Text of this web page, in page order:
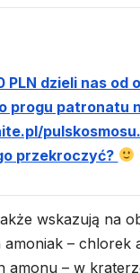
PLN dzieli nas od
progu patronatu
przekroczyć?
wskazują na
amoniak – chlorek
amonu – w